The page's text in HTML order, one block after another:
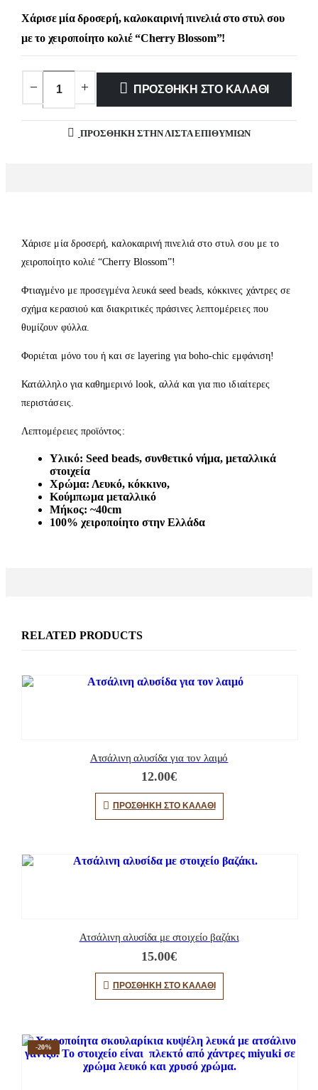
Χάρισε μία δροσερή, καλοκαιρινή πινελιά στο στυλ σου
με το χειροποίητο κολιέ “Cherry Blossom”!
ΠΡΟΣΘΉΚΗ ΣΤΟ ΚΑΛΆΘΙ
ΠΡΌΣΘΉΚΗ ΣΤΗΝ ΛΊΣΤΑ ΕΠΙΘΥΜΙΏΝ
Χάρισε μία δροσερή, καλοκαιρινή πινελιά στο στυλ σου με το
χειροποίητο κολιέ “Cherry Blossom”!
Φτιαγμένο με προσεγμένα λευκά seed beads, κόκκινες χάντρες σε
σχήμα κερασιού και διακριτικές πράσινες λεπτομέρειες που
θυμίζουν φύλλα.
Φοριέται μόνο του ή και σε layering για boho-chic εμφάνιση!
Κατάλληλο για καθημερινό look, αλλά και για πιο ιδιαίτερες
περιστάσεις.
Λεπτομέρειες προϊόντος:
Υλικό: Seed beads, συνθετικό νήμα, μεταλλικά
στοιχεία
Χρώμα: Λευκό, κόκκινο,
Κούμπωμα μεταλλικό
Μήκος: ~40cm
100% χειροποίητο στην Ελλάδα
RELATED PRODUCTS
Ατσάλινη αλυσίδα για τον λαιμό
12.00€
ΠΡΟΣΘΉΚΗ ΣΤΟ ΚΑΛΆΘΙ
Ατσάλινη αλυσίδα με στοιχείο βαζάκι
15.00€
ΠΡΟΣΘΉΚΗ ΣΤΟ ΚΑΛΆΘΙ
-20%